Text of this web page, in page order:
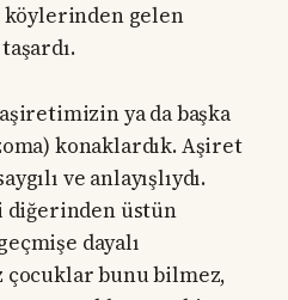
köylerinden gelen
ya da başka
konaklardık. Aşiret
ve anlayışlıydı.
üstün
dayalı
çocuklar bunu bilmez,